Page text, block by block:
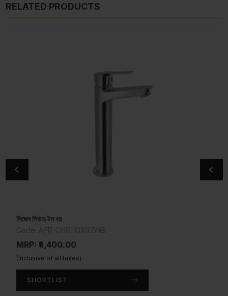
RELATED PRODUCTS
সিঙ্গেল লিভার টল বয়
MRP: ₹5,400.00
(Inclusive of all taxes)
SHORTLIST
সিঙ্গেল লিভার বেসিন মিক্সার
MRP: ₹3,950.00
(Inclusive of all taxes)
SHORTLIST